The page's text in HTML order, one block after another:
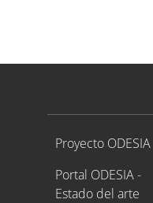
Proyecto ODESIA
Proyecto ODESIA
Portal ODESIA -
Estado del arte